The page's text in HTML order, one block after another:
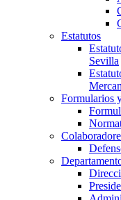
Estatutos
Sevilla
Formularios